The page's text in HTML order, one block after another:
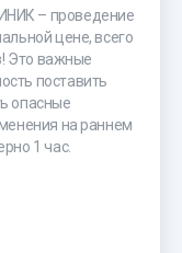
– проведение
цене, всего
Это важные
поставить
опасные
на раннем
1 час.